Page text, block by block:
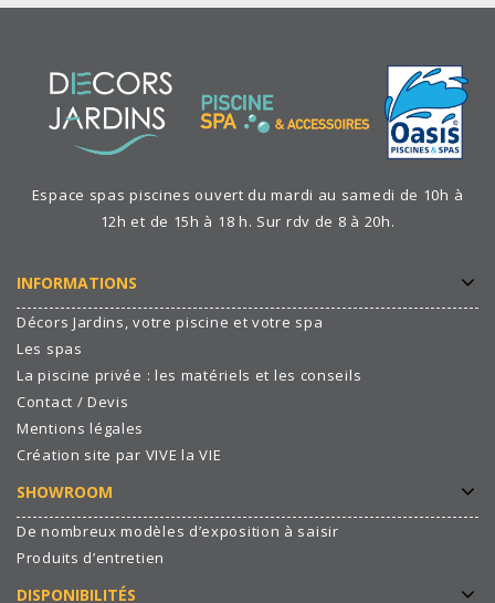
Espace spas piscines ouvert du mardi au samedi de 10h à
12h et de 15h à 18 h. Sur rdv de 8 à 20h.
INFORMATIONS
Décors Jardins, votre piscine et votre spa
Les spas
La piscine privée : les matériels et les conseils
Contact / Devis
Mentions légales
Création site par VIVE la VIE
SHOWROOM
De nombreux modèles d’exposition à saisir
Produits d’entretien
DISPONIBILITÉS